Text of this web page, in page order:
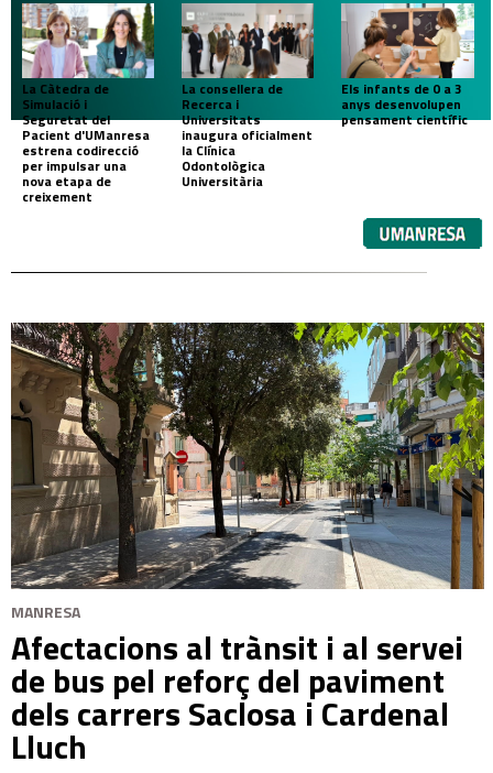
La Càtedra de
Simulació i
Seguretat del
Pacient d'UManresa
estrena codirecció
per impulsar una
nova etapa de
creixement
La consellera de
Recerca i
Universitats
inaugura oficialment
la Clínica
Odontològica
Universitària
Els infants de 0 a 3
anys desenvolupen
pensament científic
MANRESA
Afectacions al trànsit i al servei
de bus pel reforç del paviment
dels carrers Saclosa i Cardenal
Lluch